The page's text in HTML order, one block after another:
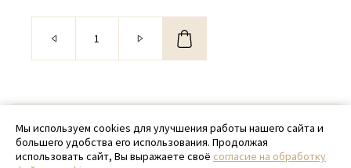
© 2020 - 2026 SamPack
+ 7 (918) 699-97-87
Мы используем cookies для улучшения работы нашего сайта и
большего удобства его использования. Продолжая
использовать сайт, Вы выражаете своё согласие на обработку